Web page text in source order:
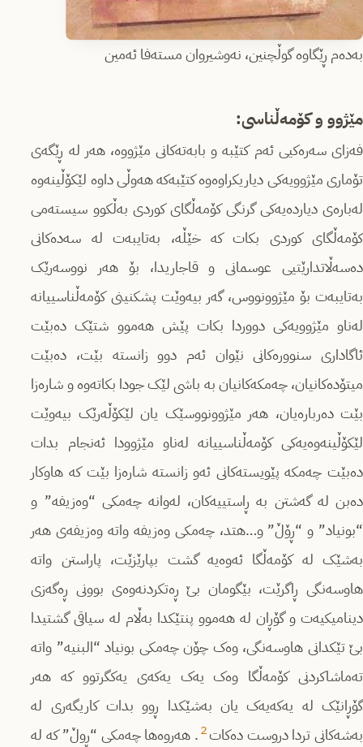
بەدەم ڕێگاوە گوڵچنین، نەوشیروان مستەفا ئەمین
مێژوو و کۆمەڵناسى:
فەزاى سەرەکیى ئەم کتێبە و بابەتەکانى مێژووە، هەر لە ڕێگەى
تۆمارى مێژوویەکى دیاریکراوەوە کتێبەکە هەوڵی داوە لێکۆڵینەوە
لەبارەى دیاردەیەکى گرنگى کۆمەڵگاى کوردى بەڵکوو سیستەمى
کۆمەڵگاى کوردى بکات کە خێڵە، بەتایبەت لە سەدەکانى
دەسەڵاتدارێتیى عوسمانى و قاجاریدا، بۆ هەر نووسەرێک
بەتایبەت بۆ مێژوونووس، گەر بیەوێت پشکنینى کۆمەڵناسییانە
لەناو مێژوویەکى دووردا بکات پێش هەموو شتێک دەبێت
ئاگادارى سنوورەکانى نێوان ئەم دوو زانستە بێت، دەبێت
میتۆدەکانیان، چەمکەکانیان بە باشى لێک جودا بکاتەوە و شارەزا
بێت دەربارەیان، هەر مێژوونووسێک یان لێکۆڵەرێک بیەوێت
لێکۆڵینەوەیەکى کۆمەڵناسییانە لەناو مێژوودا ئەنجام بدات
دەبێت چەمکە پێویستەکانى ئەو زانستە شارەزا بێت کە هاوکار
دەبن لە گەشتن بە ڕاستییەکان، لەوانە چەمکى “وەزیفە” و
“بونیاد” و “ڕۆڵ” و…هتد، چەمکى وەزیفە واتە وەزیفەى هەر
بەشێک لە کۆمەڵگا ئەوەیە گشت بپارێزێت، پاراستن واتە
هاوسەنگى ڕاگرێت، بێگومان بێ ڕەتکردنەوەى بوونى ڕەگەزى
دینامیکیەت و گۆڕان لە هەموو پنتێکدا بەڵام لە سیاقى گشتیدا
بێ تێکدانى هاوسەنگى، وەک چۆن چەمکى بونیاد “البنیە” واتە
تەماشاکردنى کۆمەڵگا وەک یەک یەکەى یەکگرتوو کە هەر
گۆڕانێک لە یەکەیەک یان بەشێکدا ڕوو بدات کاریگەرى لە
بەشەکانى تردا دروست دەکات2. هەروەها چەمکى “ڕوڵ” کە لە